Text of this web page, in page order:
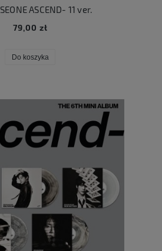
ASCEND- 11 ver.
79,00 zł
Do koszyka